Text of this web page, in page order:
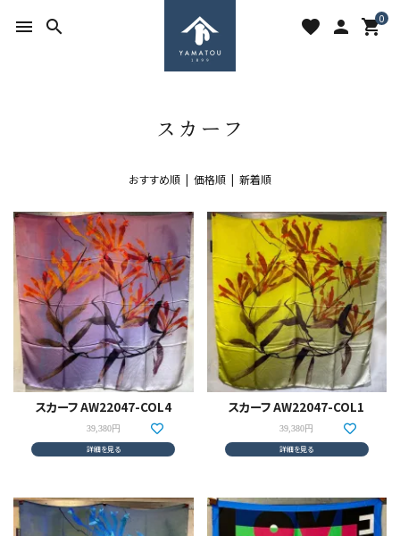
menu search favorite person 0
shopping_cart
search
ACCOUNT MENU
ようこそ ゲスト 様
meeting_room ログイン person 新規会員登録
favorite お気に入りを見る shopping_cart カートの中身
カテゴリーから探す
新着商品
コンテンツ
スカーフ
おすすめ順 | 価格順 | 新着順
スカーフ AW22047-COL4
39,380円
詳細を見る
スカーフ AW22047-COL1
39,380円
詳細を見る